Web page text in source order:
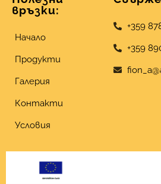
връзки:
Начало
Продукти
Галерия
Контакти
Условия
+359
+359